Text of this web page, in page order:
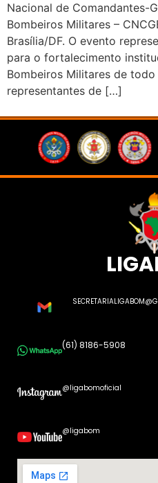
Nacional de Comandantes-
Bombeiros Militares –
Brasília/DF. O evento
para o fortalecimento
Bombeiros Militares de todo
representantes de […]
(61) 8186-5908
@ligabomoficial
@ligabom